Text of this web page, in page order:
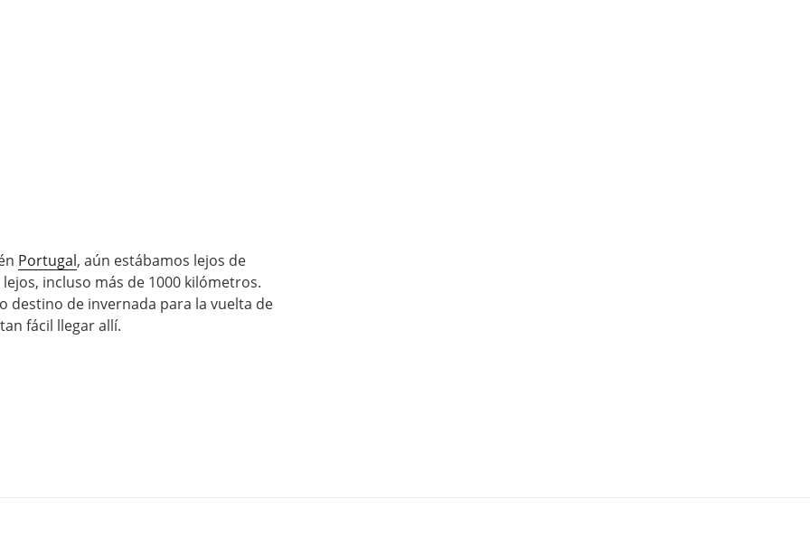
Portugal, aún estábamos lejos de
incluso más de 1000 kilómetros.
destino de invernada para la vuelta de
fácil llegar allí.